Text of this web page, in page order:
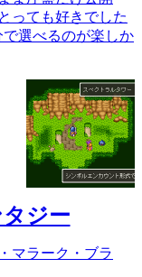
っても好きでした
選べるのが楽しか
ジー
マラーク・ブラ